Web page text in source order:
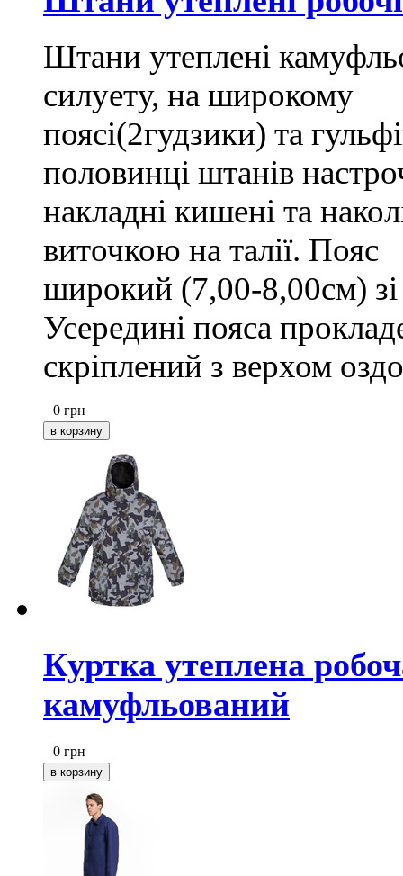
Штани утеплені
силуету, на широкому
поясі(2гудзики) та
половинці штанів
накладні кишені та
виточкою на талії. Пояс
широкий (7,00-8,00см)
Усередині пояса
скріплений з верхом
0 грн
Куртка утеплена
камуфльований
0 грн